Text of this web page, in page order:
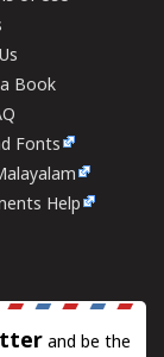
Book
Fonts
Help
and be the